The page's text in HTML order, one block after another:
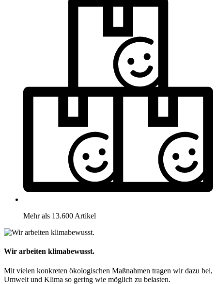
Mehr als 13.600 Artikel
Wir arbeiten klimabewusst.
Mit vielen konkreten ökologischen Maßnahmen tragen wir dazu bei,
Umwelt und Klima so gering wie möglich zu belasten.